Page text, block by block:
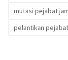
mutasi pejabat
pelantikan